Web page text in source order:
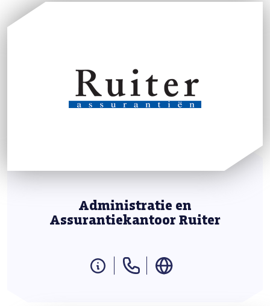
Administratie en
Assurantiekantoor Ruiter